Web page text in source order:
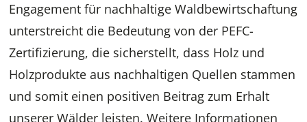
Engagement für nachhaltige Waldbewirtschaftung
unterstreicht die Bedeutung von der PEFC-
Zertifizierung, die sicherstellt, dass Holz und
Holzprodukte aus nachhaltigen Quellen stammen
und somit einen positiven Beitrag zum Erhalt
unserer Wälder leisten. Weitere Informationen